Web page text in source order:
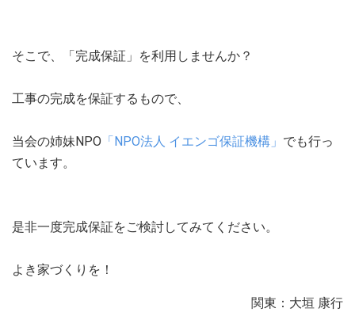
そこで、「完成保証」を利用しませんか？
工事の完成を保証するもので、
当会の姉妹NPO 「NPO法人 イエンゴ保証機構」 でも行っ
ています。
是非一度完成保証をご検討してみてください。
よき家づくりを！
関東：大垣 康行